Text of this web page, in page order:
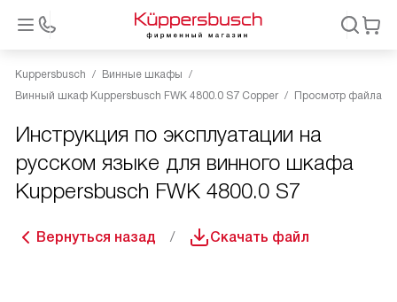
Kuppersbusch
Винные шкафы
Винный шкаф Kuppersbusch FWK 4800.0 S7 Copper
Просмотр файла
Инструкция по эксплуатации на
русском языке для винного шкафа
Kuppersbusch FWK 4800.0 S7
Вернуться назад Скачать файл